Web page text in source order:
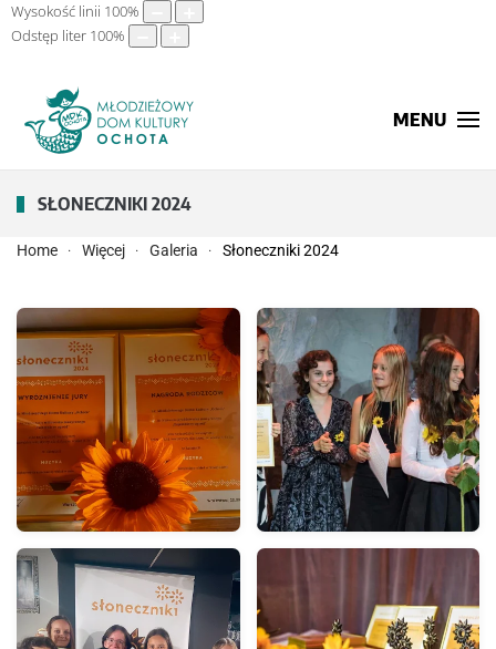
Wysokość linii 100%
Odstęp liter 100%
MENU
SŁONECZNIKI 2024
Home Więcej Galeria Słoneczniki 2024
POWIĘKSZ POWIĘKSZ